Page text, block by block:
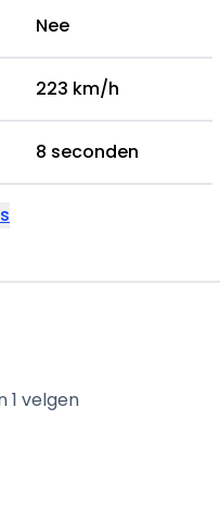
Nee
223 km/h
8 seconden
1 velgen